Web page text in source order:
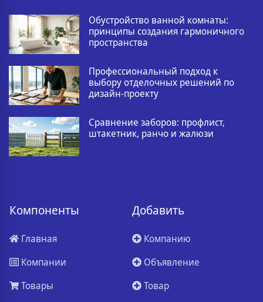
Обустройство ванной комнаты:
принципы создания гармоничного
пространства
Профессиональный подход к
выбору отделочных решений по
дизайн-проекту
Сравнение заборов: профлист,
штакетник, ранчо и жалюзи
Компоненты
Главная
Компании
Товары
Добавить
Компанию
Объявление
Товар